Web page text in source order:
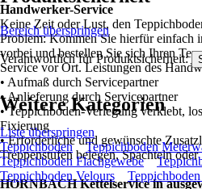
Handwerker-Service
Keine Zeit oder Lust, den
Problem: Kommen Sie hierfür
vorbei und bestellen Sie sich Ihren
Service vor Ort. Leistungen des
• Aufmaß durch Servicepartner
• Anlieferung durch Servicepartner
• Teppichboden-Verlegung verklebt,
Fixierung
• Erforderliche und gewünschte
Treppenstufen belegen, Spachteln
HORNBACH Kettelservice in
Bereich überspringen
Verantwortlich für Produktsicherheit:
Weitere Kategorien
Liste überspringen
Teppichboden
Teppichboden
Teppichboden Flachgewebe
Teppichboden Velours